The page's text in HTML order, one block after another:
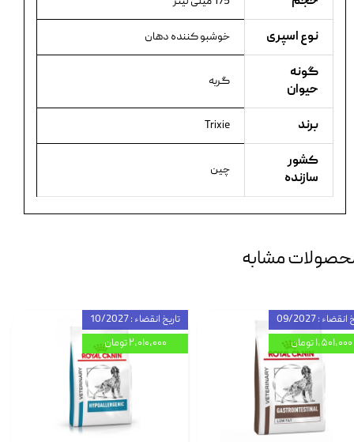
نوع اسپری خوشبو کننده دهان
گونه
حیوان
گربه
برند Trixie
کشور
سازنده
چین
مشابه
تاریخ انقضاء : 10/2027
۲,۰۱۰,۰۰۰ تومان
: 09/2027
۱,۵۰۱,۰۰۰ تومان